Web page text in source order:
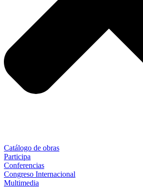
Catálogo de obras
Participa
Conferencias
Congreso Internacional
Multimedia